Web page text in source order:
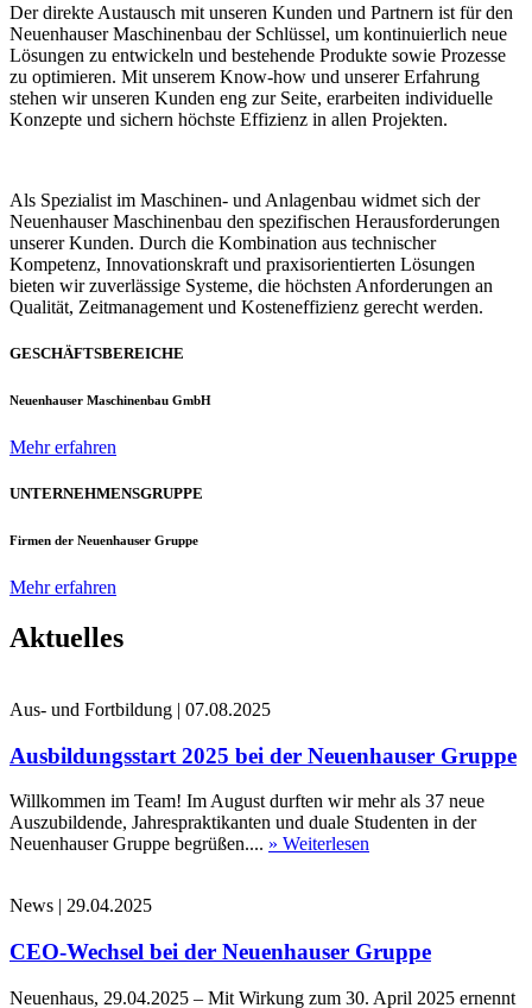
Der direkte Austausch mit unseren Kunden und Partnern ist für den
Neuenhauser Maschinenbau der Schlüssel, um kontinuierlich neue
Lösungen zu entwickeln und bestehende Produkte sowie Prozesse
zu optimieren. Mit unserem Know-how und unserer Erfahrung
stehen wir unseren Kunden eng zur Seite, erarbeiten individuelle
Konzepte und sichern höchste Effizienz in allen Projekten.
Als Spezialist im Maschinen- und Anlagenbau widmet sich der
Neuenhauser Maschinenbau den spezifischen Herausforderungen
unserer Kunden. Durch die Kombination aus technischer
Kompetenz, Innovationskraft und praxisorientierten Lösungen
bieten wir zuverlässige Systeme, die höchsten Anforderungen an
Qualität, Zeitmanagement und Kosteneffizienz gerecht werden.
GESCHÄFTSBEREICHE
Neuenhauser Maschinenbau GmbH
Mehr erfahren
UNTERNEHMENSGRUPPE
Firmen der Neuenhauser Gruppe
Mehr erfahren
Aktuelles
Aus- und Fortbildung | 07.08.2025
Ausbildungsstart 2025 bei der Neuenhauser Gruppe
Willkommen im Team! Im August durften wir mehr als 37 neue
Auszubildende, Jahrespraktikanten und duale Studenten in der
Neuenhauser Gruppe begrüßen.... » Weiterlesen
News | 29.04.2025
CEO-Wechsel bei der Neuenhauser Gruppe
Neuenhaus, 29.04.2025 – Mit Wirkung zum 30. April 2025 ernennt